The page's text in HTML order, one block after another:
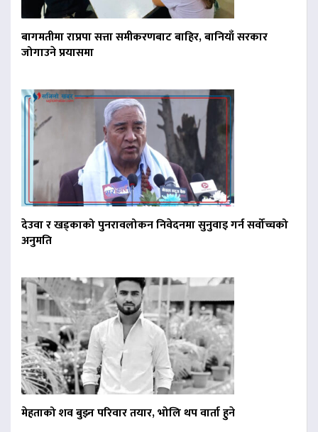
बागमतीमा राप्रपा सत्ता समीकरणबाट बाहिर, बानियाँ सरकार
जोगाउने प्रयासमा
देउवा र खड्काको पुनरावलोकन निवेदनमा सुनुवाइ गर्न सर्वोच्चको
अनुमति
मेहताको शव बुझ्न परिवार तयार, भोलि थप वार्ता हुने